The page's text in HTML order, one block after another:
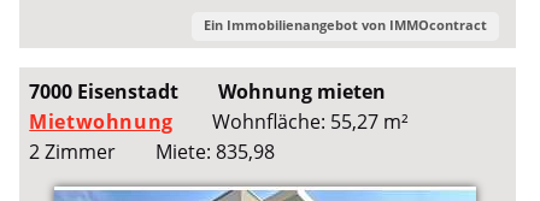
Ein Immobilienangebot von IMMOcontract
7000 Eisenstadt
Wohnung mieten
Mietwohnung
Wohnfläche: 55,27 m²
2 Zimmer
Miete: 835,98